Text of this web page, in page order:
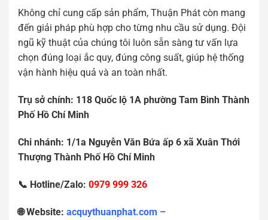
Không chỉ cung cấp sản phẩm, Thuận Phát còn mang
đến giải pháp phù hợp cho từng nhu cầu sử dụng. Đội
ngũ kỹ thuật của chúng tôi luôn sẵn sàng tư vấn lựa
chọn đúng loại ắc quy, đúng công suất, giúp hệ thống
vận hành hiệu quả và an toàn nhất.
Trụ sởchính: 118 Quốc l ộ 1A phường Tam Bình Thành
Phố Hồ Chí Minh
Chi nhánh: 1/1a Nguyễn Văn Bứa ấp 6 xã Xuân Thới
Thượng Thành PhốHồ Chí Minh
📞 Hotline/Zalo: 0979 999 326
🌐 Website: acquythuanphat.com –